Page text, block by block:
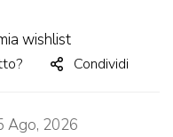
wishlist
Condividi
Ago, 2026